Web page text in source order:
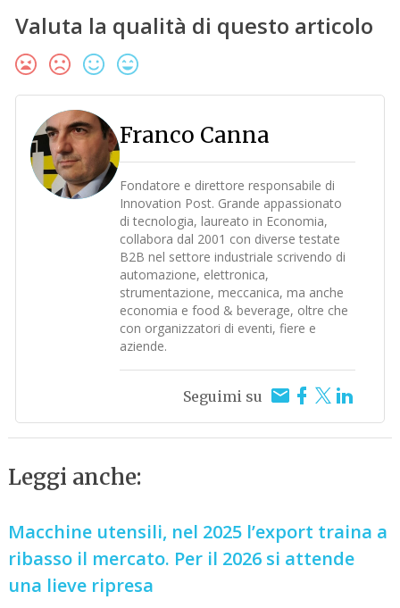
Valuta la qualità di questo articolo
Franco Canna
Fondatore e direttore responsabile di
Innovation Post. Grande appassionato
di tecnologia, laureato in Economia,
collabora dal 2001 con diverse testate
B2B nel settore industriale scrivendo di
automazione, elettronica,
strumentazione, meccanica, ma anche
economia e food & beverage, oltre che
con organizzatori di eventi, fiere e
aziende.
Seguimi su
Leggi anche:
Macchine utensili, nel 2025 l’export traina a
ribasso il mercato. Per il 2026 si attende
una lieve ripresa